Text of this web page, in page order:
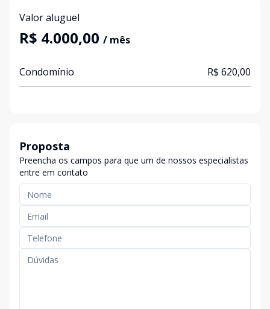
Valor aluguel
R$ 4.000,00 / mês
Condomínio R$ 620,00
Proposta
Preencha os campos para que um de nossos especialistas
entre em contato